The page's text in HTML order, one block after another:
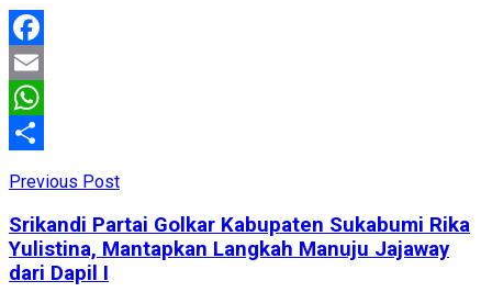
Facebook
Email
WhatsApp
Previous Post
Srikandi Partai Golkar Kabupaten Sukabumi Rika
Yulistina, Mantapkan Langkah Manuju Jajaway
dari Dapil I